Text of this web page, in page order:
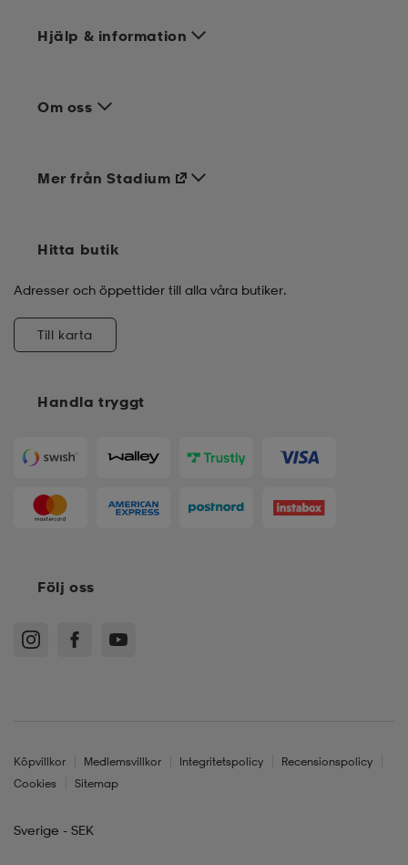
Hjälp & information
Om oss
Handla tryggt
Mer från Stadium
Hitta butik
Adresser och öppettider till alla våra butiker.
Till karta
Följ oss
Köpvillkor Medlemsvillkor Integritetspolicy
Recensionspolicy
Cookies
Sitemap
Sverige - SEK